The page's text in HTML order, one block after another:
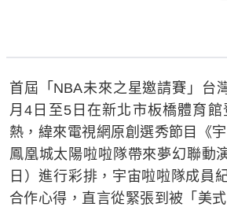
首屆「NBA未來之星邀請賽」台
月4日至5日在新北市板橋體育
熱，緯來電視網原創選秀節目《
鳳凰城太陽啦啦隊帶來夢幻聯動
日）進行彩排，宇宙啦啦隊成員
合作心得，直言從緊張到被「美